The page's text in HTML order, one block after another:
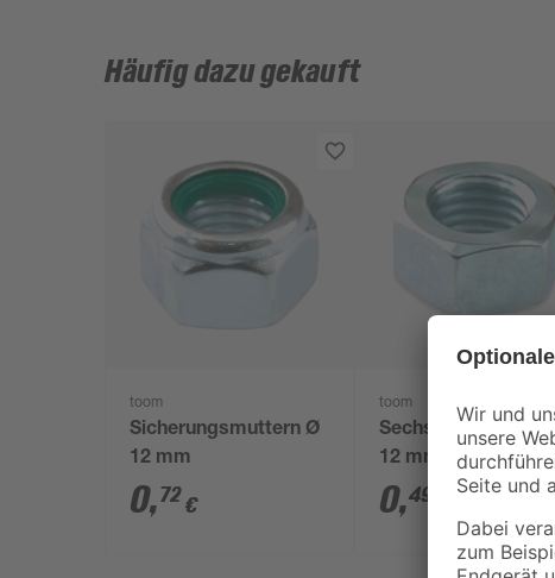
Häufig dazu gekauft
toom
Sicherungsmuttern Ø
12 mm
0,72€
toom
Sechskantmutter Ø
12 mm
0,49